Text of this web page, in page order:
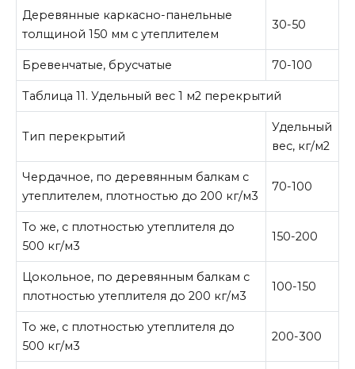
Деревянные каркасно-панельные
толщиной 150 мм с утеплителем
30-50
Бревенчатые, брусчатые 70-100
Таблица 11. Удельный вес 1 м2 перекрытий
Тип перекрытий
Удельный
вес, кг/м2
Чердачное, по деревянным балкам с
утеплителем, плотностью до 200 кг/м3
70-100
То же, с плотностью утеплителя до
500 кг/м3
150-200
Цокольное, по деревянным балкам с
плотностью утеплителя до 200 кг/м3
100-150
То же, с плотностью утеплителя до
500 кг/м3
200-300